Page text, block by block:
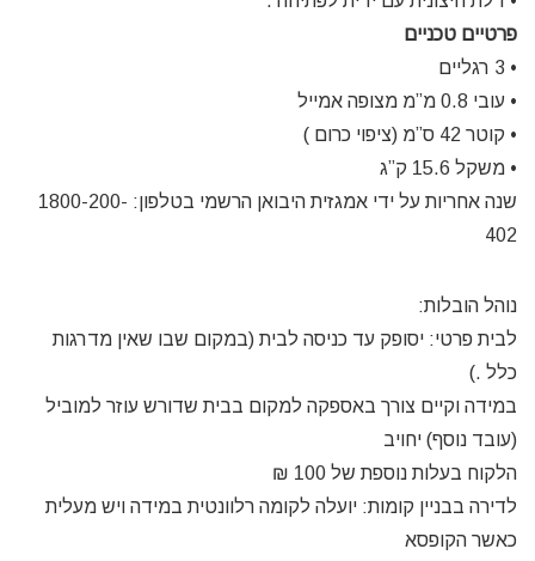
פרטיים טכניים
• 3 רגליים
• עובי 0.8 מ”מ מצופה אמייל
• קוטר 42 ס”מ (ציפוי כרום )
• משקל 15.6 ק”ג
שנה אחריות על ידי אמגזית היבואן הרשמי בטלפון: 1800-200-
402
נוהל הובלות:
לבית פרטי: יסופק עד כניסה לבית (במקום שבו שאין מדרגות
כלל .)
במידה וקיים צורך באספקה למקום בבית שדורש עוזר למוביל
(עובד נוסף) יחויב
הלקוח בעלות נוספת של 100 ₪
לדירה בבניין קומות: יועלה לקומה רלוונטית במידה ויש מעלית
כאשר הקופסא